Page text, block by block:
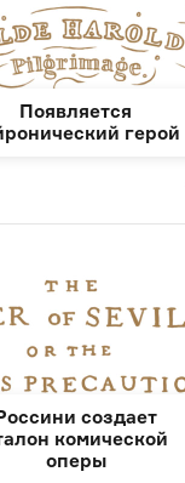
Появляется
герой
создает
комической
оперы